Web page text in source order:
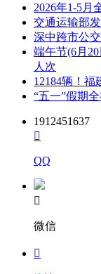
2026年1-5月
交通运输部
深中跨市公
端午节(6月
人次
12184辆！福
“五一”假期
1912451637

QQ

微信
